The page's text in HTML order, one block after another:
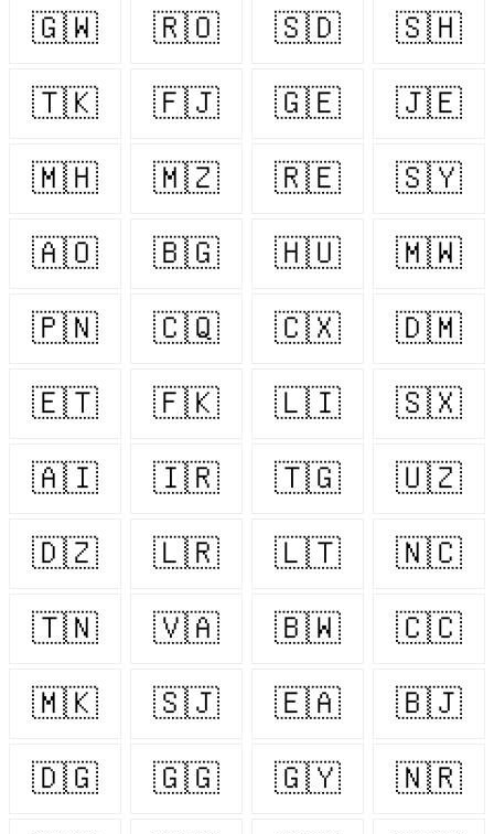
🇬🇼 🇷🇴 🇸🇩 🇸🇭
🇹🇰 🇫🇯 🇬🇪 🇯🇪
🇲🇭 🇲🇿 🇷🇪 🇸🇾
🇦🇴 🇧🇬 🇭🇺 🇲🇼
🇵🇳 🇨🇶 🇨🇽 🇩🇲
🇪🇹 🇫🇰 🇱🇮 🇸🇽
🇦🇮 🇮🇷 🇹🇬 🇺🇿
🇩🇿 🇱🇷 🇱🇹 🇳🇨
🇹🇳 🇻🇦 🇧🇼 🇨🇨
🇲🇰 🇸🇯 🇪🇦 🇧🇯
🇩🇬 🇬🇬 🇬🇾 🇳🇷